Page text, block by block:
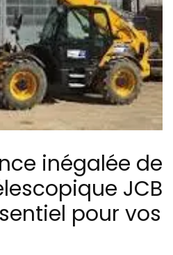
inégalée de
JCB
pour vos